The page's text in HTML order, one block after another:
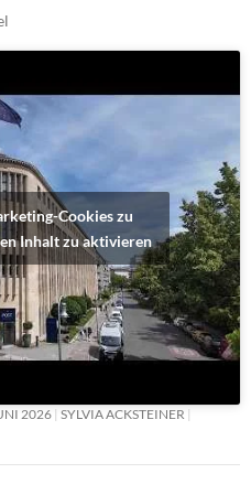
Cookies zu
Inhalt zu aktivieren
2026 SYLVIA ACKSTEINER